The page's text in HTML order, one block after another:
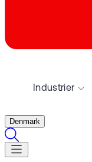
Industrier
Denmark